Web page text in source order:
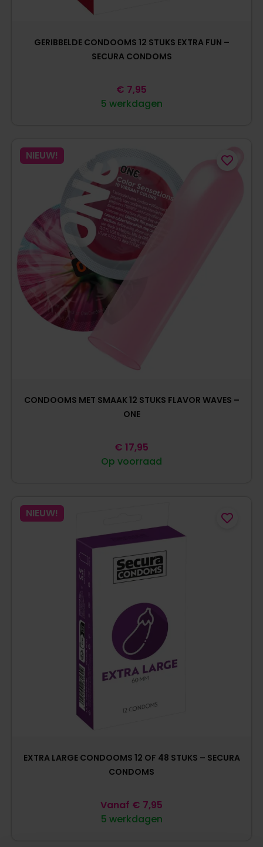
GERIBBELDE CONDOOMS 12 STUKS EXTRA FUN –
SECURA CONDOMS
5 werkdagen
€ 7,95
NIEUW!
CONDOOMS MET SMAAK 12 STUKS FLAVOR WAVES –
ONE
Op voorraad
€ 17,95
NIEUW!
EXTRA LARGE CONDOOMS 12 OF 48 STUKS – SECURA
CONDOMS
5 werkdagen
Vanaf € 7,95